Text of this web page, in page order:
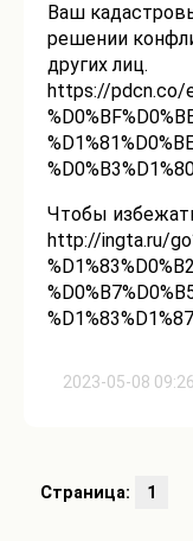
2023-05-08
Ваш
решении
других лиц.
https://pdcn.co/
Чтобы
http://ingta.ru/
Страница:
1